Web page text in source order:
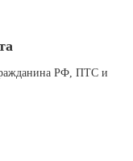
РФ, ПТС и